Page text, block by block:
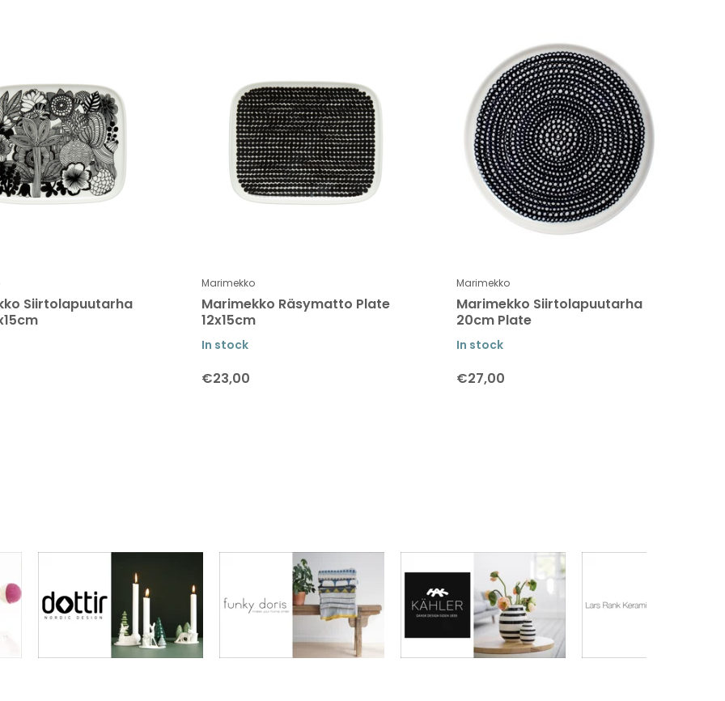
Siirtolapuutarha
Marimekko
Marimekko Räsymatto Plate
12x15cm
In stock
€23,00
Marimekko
Marimekko Siirtolapuutarha
20cm Plate
In stock
€27,00